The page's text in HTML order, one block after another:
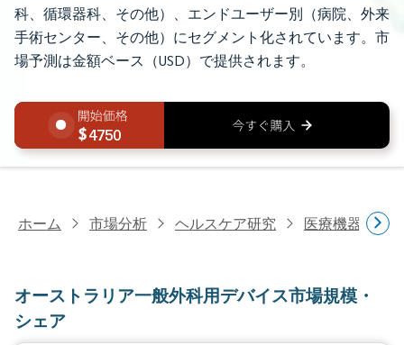
科、循環器科、その他）、エンドユーザー別（病院、外来
手術センター、その他）にセグメント化されています。市
場予測は金額ベース（USD）で提供されます。
4750
ホーム 市場分析 ヘルスケア研究 医療機器研究
オーストラリア一般外科用デバイス市場規模・
シェア